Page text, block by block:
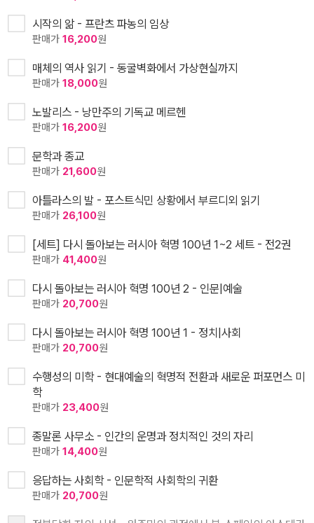
시작의 앎 - 프란츠 파농의 임상
판매가 16,200원
매체의 역사 읽기 - 동굴벽화에서 가상현실까지
판매가 18,000원
노발리스 - 낭만주의 기독교 메르헨
판매가 16,200원
문학과 종교
판매가 21,600원
아틀라스의 발 - 포스트식민 상황에서 부르디외 읽기
판매가 26,100원
[세트] 다시 돌아보는 러시아 혁명 100년 1~2 세트 - 전2권
판매가 41,400원
다시 돌아보는 러시아 혁명 100년 2 - 인문|예술
판매가 20,700원
다시 돌아보는 러시아 혁명 100년 1 - 정치|사회
판매가 20,700원
수행성의 미학 - 현대예술의 혁명적 전환과 새로운 퍼포먼스 미
학
판매가 23,400원
종말론 사무소 - 인간의 운명과 정치적인 것의 자리
판매가 14,400원
응답하는 사회학 - 인문학적 사회학의 귀환
판매가 20,700원